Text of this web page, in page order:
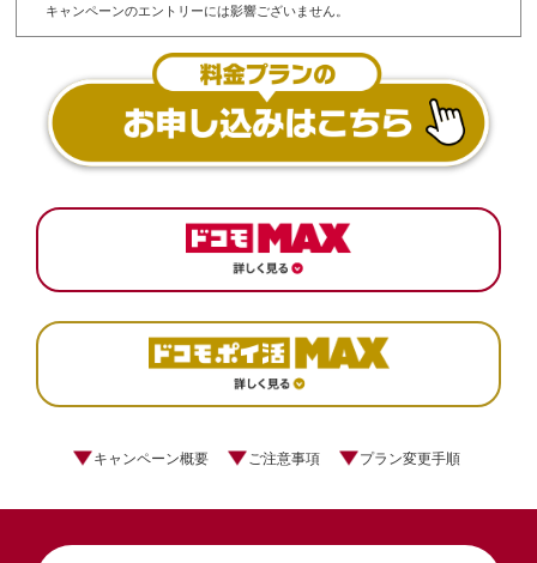
キャンペーンのエントリーには影響ございません。
キャンペーン概要 ご注意事項 プラン変更手順